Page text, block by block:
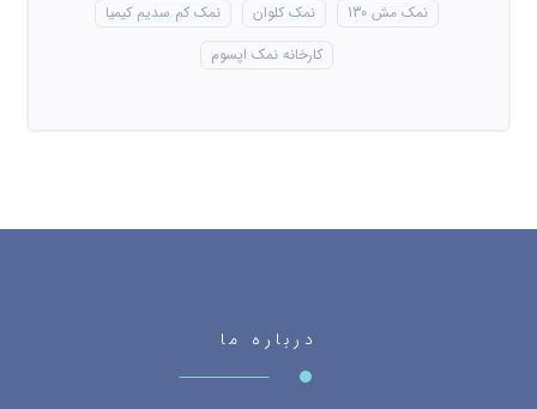
نمک مش 130
نمک کلوان
نمک کم سدیم کیمیا
کارخانه نمک اپسوم
درباره ما